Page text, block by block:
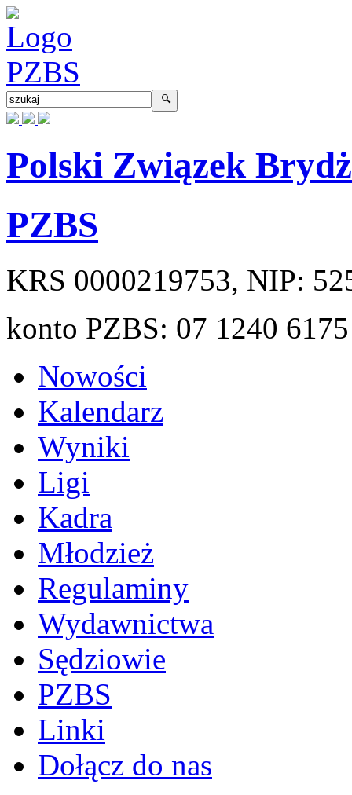
Polski Związek
PZBS
KRS 0000219753, NIP:
konto PZBS: 07 1240
Nowości
Kalendarz
Wyniki
Ligi
Kadra
Młodzież
Regulaminy
Wydawnictwa
Sędziowie
PZBS
Linki
Dołącz do nas